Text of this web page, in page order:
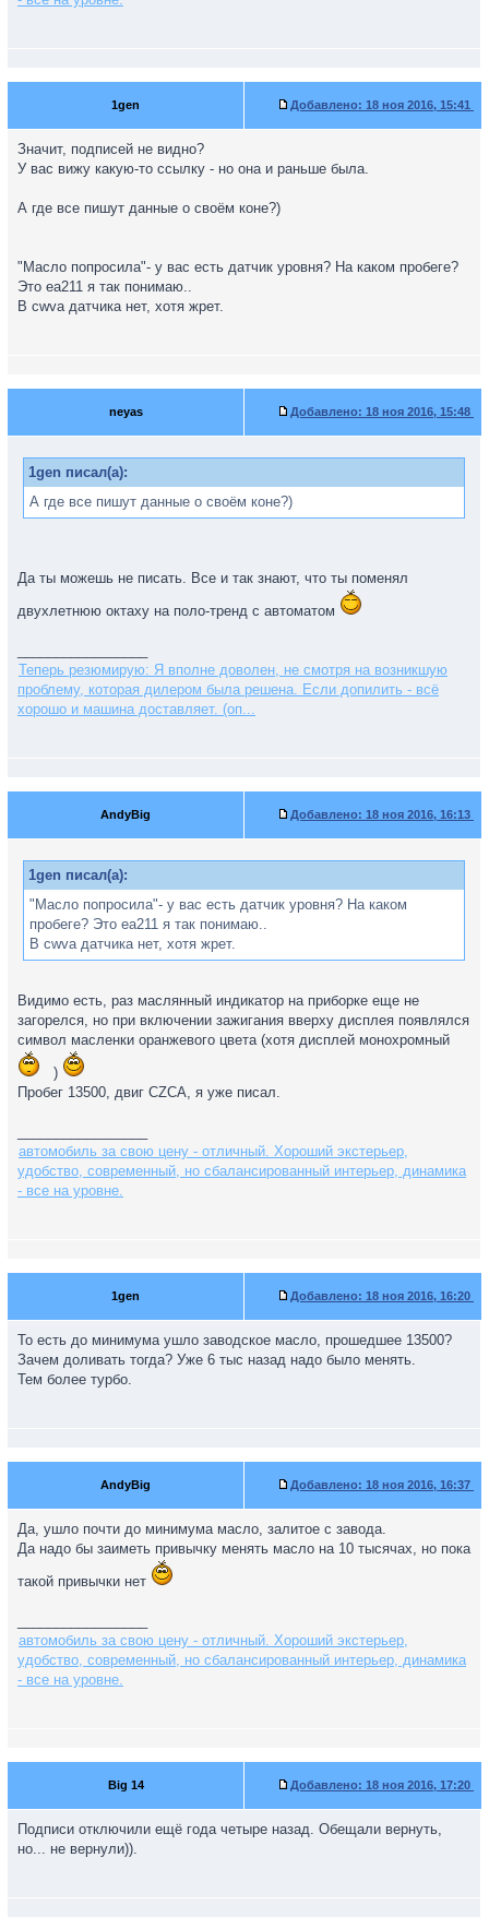
1gen Добавлено: 18 ноя 2016, 15:41
Значит, подписей не видно?
У вас вижу какую-то ссылку - но она и раньше была.
А где все пишут данные о своём коне?)
"Масло попросила"- у вас есть датчик уровня? На каком пробеге?
Это еа211 я так понимаю..
В cwva датчика нет, хотя жрет.
neyas Добавлено: 18 ноя 2016, 15:48
1gen писал(а):
А где все пишут данные о своём коне?)
Да ты можешь не писать. Все и так знают, что ты поменял
двухлетнюю октаху на поло-тренд с автоматом
Теперь резюмирую: Я вполне доволен, не смотря на возникшую
проблему, которая дилером была решена. Если допилить - всё
хорошо и машина доставляет. (оп...
AndyBig Добавлено: 18 ноя 2016, 16:13
1gen писал(а):
"Масло попросила"- у вас есть датчик уровня? На каком
пробеге? Это еа211 я так понимаю..
В cwva датчика нет, хотя жрет.
Видимо есть, раз маслянный индикатор на приборке еще не
загорелся, но при включении зажигания вверху дисплея появлялся
символ масленки оранжевого цвета (хотя дисплей монохромный
)
Пробег 13500, двиг CZCA, я уже писал.
автомобиль за свою цену - отличный. Хороший экстерьер,
удобство, современный, но сбалансированный интерьер, динамика
- все на уровне.
1gen Добавлено: 18 ноя 2016, 16:20
То есть до минимума ушло заводское масло, прошедшее 13500?
Зачем доливать тогда? Уже 6 тыс назад надо было менять.
Тем более турбо.
AndyBig Добавлено: 18 ноя 2016, 16:37
Да, ушло почти до минимума масло, залитое с завода.
Да надо бы заиметь привычку менять масло на 10 тысячах, но пока
такой привычки нет
автомобиль за свою цену - отличный. Хороший экстерьер,
удобство, современный, но сбалансированный интерьер, динамика
- все на уровне.
Big 14 Добавлено: 18 ноя 2016, 17:20
Подписи отключили ещё года четыре назад. Обещали вернуть,
но... не вернули)).